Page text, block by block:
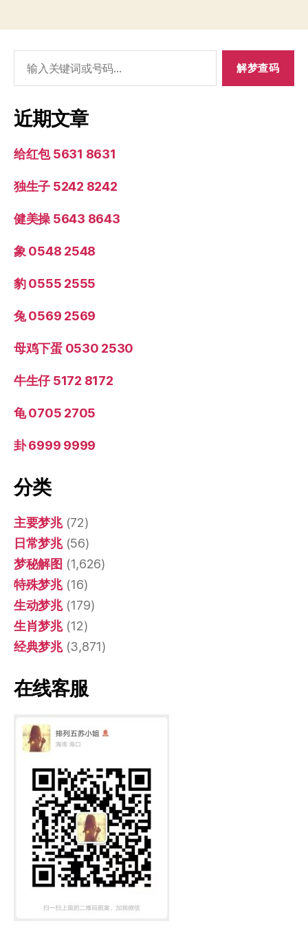
索：
近期文章
给红包 5631 8631
独生子 5242 8242
健美操 5643 8643
象 0548 2548
豹 0555 2555
兔 0569 2569
母鸡下蛋 0530 2530
牛生仔 5172 8172
龟 0705 2705
卦 6999 9999
分类
主要梦兆(72)
日常梦兆(56)
梦秘解图 (1,626)
特殊梦兆(16)
生动梦兆(179)
生肖梦兆(12)
经典梦兆(3,871)
在线客服